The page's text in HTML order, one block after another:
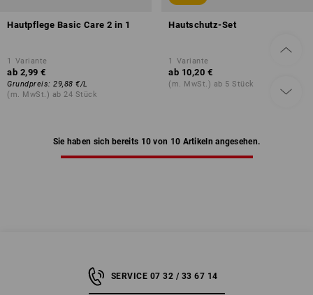
Hautpflege Basic Care 2 in 1
1 Variante
ab 2,99 €
Grundpreis: 29,88 €/L
(m. MwSt.) ab 24 Stück
Hautschutz-Set
1 Variante
ab 10,20 €
(m. MwSt.) ab 5 Stück
Sie haben sich bereits 10 von 10 Artikeln angesehen.
SERVICE 07 32 / 33 67 14